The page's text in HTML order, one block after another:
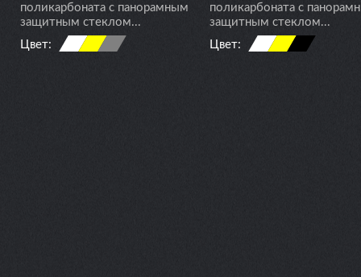
поликарбоната с панорамным
защитным стеклом...
Цвет:
поликарбоната с
защитным стеклом...
Цвет: